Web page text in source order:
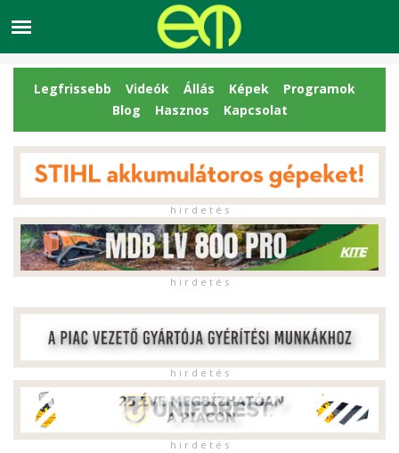
Legfrissebb Videók Állás Képek
Programok
Blog
Hasznos Kapcsolat
h i r d e t é s
h i r d e t é s
h i r d e t é s
h i r d e t é s